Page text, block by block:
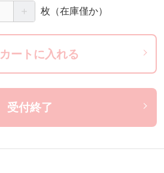
＋ 枚 （在庫僅か）
カートに入れる
受付終了